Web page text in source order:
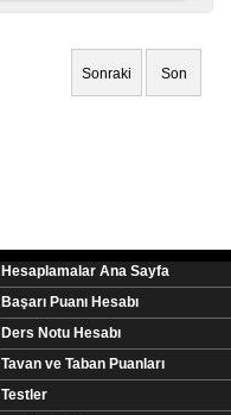
Sonraki Son
Hesaplamalar Ana Sayfa
Başarı Puanı Hesabı
Ders Notu Hesabı
Tavan ve Taban Puanları
Testler